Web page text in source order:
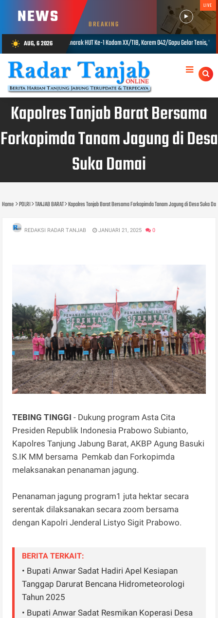
NEWS BREAKING
LIVE
wb_sunny AUG, 6 2026
XX/TIB, Korem 042/Gapu Gelar Tenis, Voli dan Tarik Tambang AUG 06, 2026 Hasil
Kapolres Tanjab Barat Bersama
Forkopimda Tanam Jagung di Desa
Suka Damai
Home POLRI TANJAB BARAT Kapolres Tanjab Barat Bersama Forkopimda Tanam Jagung di Desa Suka
REDAKSI RADAR TANJAB JANUARI 21, 2025 0
TEBING TINGGI - Dukung program Asta Cita
Presiden Republik Indonesia Prabowo Subianto,
Kapolres Tanjung Jabung Barat, AKBP Agung Basuki
S.IK MM bersama Pemkab dan Forkopimda
melaksanakan penanaman jagung.
Penanaman jagung program1 juta hektar secara
serentak dilaksanakan secara zoom bersama
dengan Kapolri Jenderal Listyo Sigit Prabowo.
BERITA TERKAIT:
• Bupati Anwar Sadat Hadiri Apel Kesiapan
Tanggap Darurat Bencana Hidrometeorologi
Tahun 2025
• Bupati Anwar Sadat Resmikan Koperasi Desa